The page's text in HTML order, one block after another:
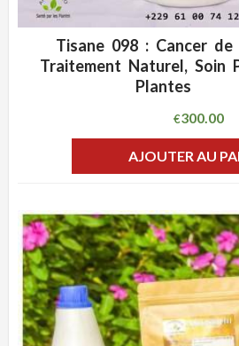
ADD WISHLIST
Tisane 098 : Cancer de
Traitement Naturel, Soin
Plantes
€300.00
AJOUTER AU